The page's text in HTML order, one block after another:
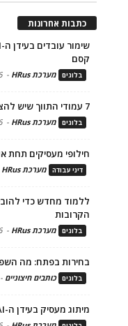
כתבות אחרונות
קסם
בלוגים מערכת HRus -
7 עמודי התווך שיש להציב בבסיס תהליך הגיוס ומיתוג המעסיק
בלוגים מערכת HRus -
חילופי מעסיקים תחת
דיני עבודה מערכת HRus
ללמוד מחדש כדי
הקרובות
בלוגים מערכת HRus -
בחירות בפתח: מה
בלוגים כותבים חיצוניים -
מיתוג מעסיק בעידן ה-AI: המנוע הכלכלי של גיוס ושימור טלנטים